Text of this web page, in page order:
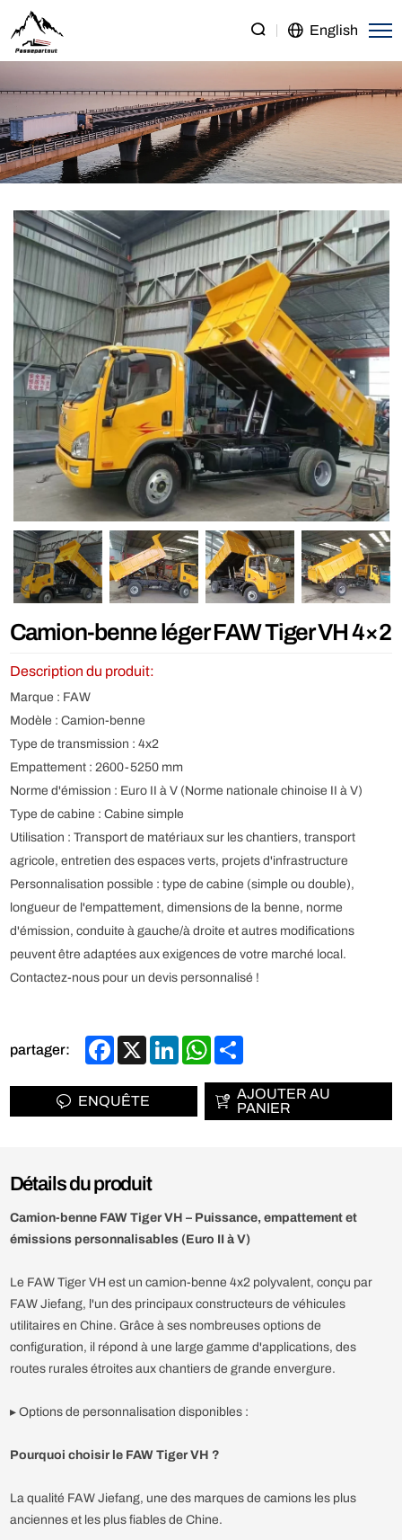
FAW
Tiger
VH
4×2
Light
Dump
English
Camion-benne léger FAW Tiger VH 4×2
Description du produit:
Marque : FAW
Modèle : Camion-benne
Type de transmission : 4x2
Empattement : 2600-5250 mm
Norme d'émission : Euro II à V (Norme nationale chinoise II à V)
Type de cabine : Cabine simple
Utilisation : Transport de matériaux sur les chantiers, transport
agricole, entretien des espaces verts, projets d'infrastructure
Personnalisation possible : type de cabine (simple ou double),
longueur de l'empattement, dimensions de la benne, norme
d'émission, conduite à gauche/à droite et autres modifications
peuvent être adaptées aux exigences de votre marché local.
Contactez-nous pour un devis personnalisé !
partager: Facebook
X LinkedInWhatsApp
Share
ENQUÊTE AJOUTER AU
PANIER
Détails du produit
Camion-benne FAW Tiger VH – Puissance, empattement et
émissions personnalisables (Euro II à V)
Le FAW Tiger VH est un camion-benne 4x2 polyvalent, conçu par
FAW Jiefang, l'un des principaux constructeurs de véhicules
utilitaires en Chine. Grâce à ses nombreuses options de
configuration, il répond à une large gamme d'applications, des
routes rurales étroites aux chantiers de grande envergure.
▸ Options de personnalisation disponibles :
Pourquoi choisir le FAW Tiger VH ?
La qualité FAW Jiefang, une des marques de camions les plus
anciennes et les plus fiables de Chine.